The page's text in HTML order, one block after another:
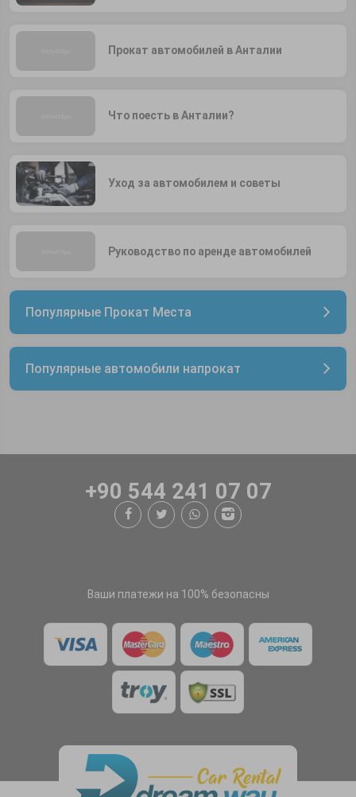
Прокат автомобилей в Анталии
Что поесть в Анталии?
Уход за автомобилем и советы
Руководство по аренде автомобилей
Популярные Прокат Места
Популярные автомобили напрокат
+90 544 241 07 07
Ваши платежи на 100% безопасны